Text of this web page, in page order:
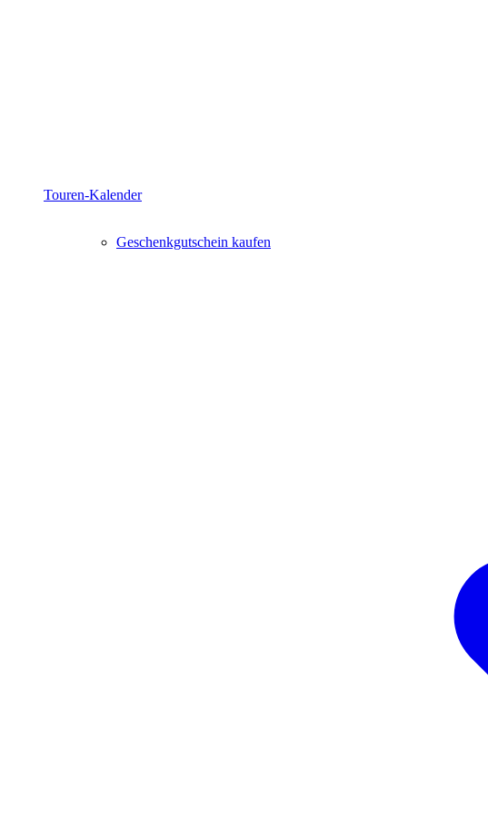
Touren-Kalender
Geschenkgutschein kaufen